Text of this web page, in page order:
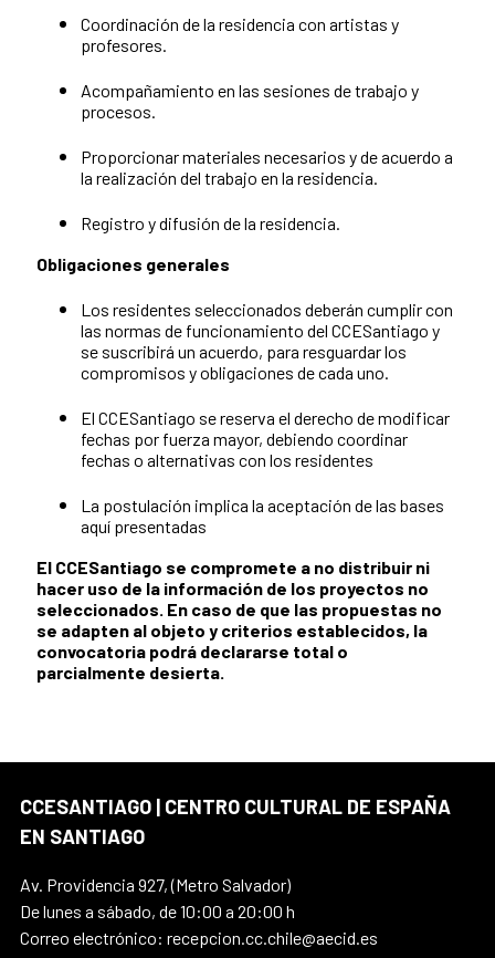
Coordinación de la residencia con artistas y
profesores.
Acompañamiento en las sesiones de trabajo y
procesos.
Proporcionar materiales necesarios y de acuerdo a
la realización del trabajo en la residencia.
Registro y difusión de la residencia.
Obligaciones generales
Los residentes seleccionados deberán cumplir con
las normas de funcionamiento del CCESantiago y
se suscribirá un acuerdo, para resguardar los
compromisos y obligaciones de cada uno.
El CCESantiago se reserva el derecho de modificar
fechas por fuerza mayor, debiendo coordinar
fechas o alternativas con los residentes
La postulación implica la aceptación de las bases
aquí presentadas
El CCESantiago se compromete a no distribuir ni
hacer uso de la información de los proyectos no
seleccionados. En caso de que las propuestas no
se adapten al objeto y criterios establecidos, la
convocatoria podrá declararse total o
parcialmente desierta.
CCESANTIAGO | CENTRO CULTURAL DE ESPAÑA
EN SANTIAGO
Av. Providencia 927, (Metro Salvador)
De lunes a sábado, de 10:00 a 20:00 h
Correo electrónico: recepcion.cc.chile@aecid.es